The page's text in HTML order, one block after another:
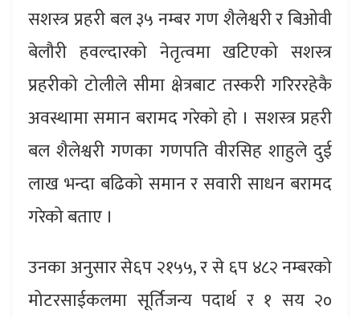
सशस्त्र प्रहरी बल ३५ नम्बर गण शैलेश्वरी र बिओवी
बेलौरी हवल्दारको नेतृत्वमा खटिएको सशस्त्र
प्रहरीको टोलीले सीमा क्षेत्रबाट तस्करी गरिररहेकै
अवस्थामा समान बरामद गरेको हो । सशस्त्र प्रहरी
बल शैलेश्वरी गणका गणपति वीरसिह शाहुले दुई
लाख भन्दा बढिको समान र सवारी साधन बरामद
गरेको बताए ।
उनका अनुसार से६प २१५५, र से ६प ४८२ नम्बरको
मोटरसाईकलमा सूर्तिजन्य पदार्थ र १ सय २०